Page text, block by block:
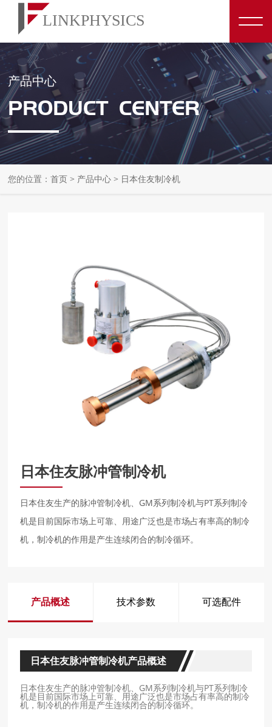
产品中心
PRODUCT CENTER
您的位置：首页 > 产品中心 > 日本住友制冷机
日本住友脉冲管制冷机
日本住友生产的脉冲管制冷机、GM系列制冷机与PT系列制冷
机是目前国际市场上可靠、用途广泛也是市场占有率高的制冷
机，制冷机的作用是产生连续闭合的制冷循环。
产品概述 技术参数 可选配件
日本住友脉冲管制冷机产品概述
日本住友生产的脉冲管制冷机、GM系列制冷机与PT系列制冷
机是目前国际市场上可靠、用途广泛也是市场占有率高的制冷
机，制冷机的作用是产生连续闭合的制冷循环。